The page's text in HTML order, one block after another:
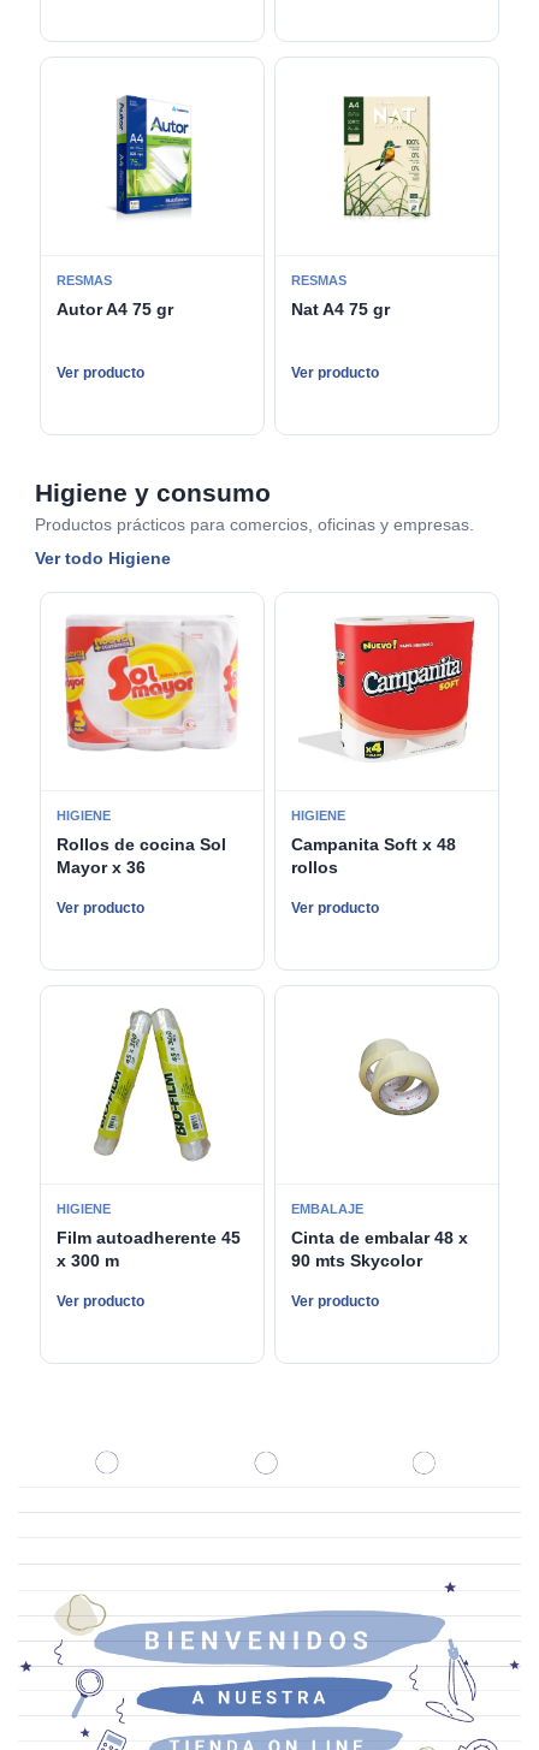
RESMAS
Autor A4 75 gr
Ver producto
RESMAS
Nat A4 75 gr
Ver producto
Higiene y consumo
Productos prácticos para comercios, oficinas y empresas.
Ver todo Higiene
HIGIENE
Rollos de cocina Sol
Mayor x 36
Ver producto
HIGIENE
Campanita Soft x 48
rollos
Ver producto
HIGIENE
Film autoadherente 45
x 300 m
Ver producto
EMBALAJE
Cinta de embalar 48 x
90 mts Skycolor
Ver producto